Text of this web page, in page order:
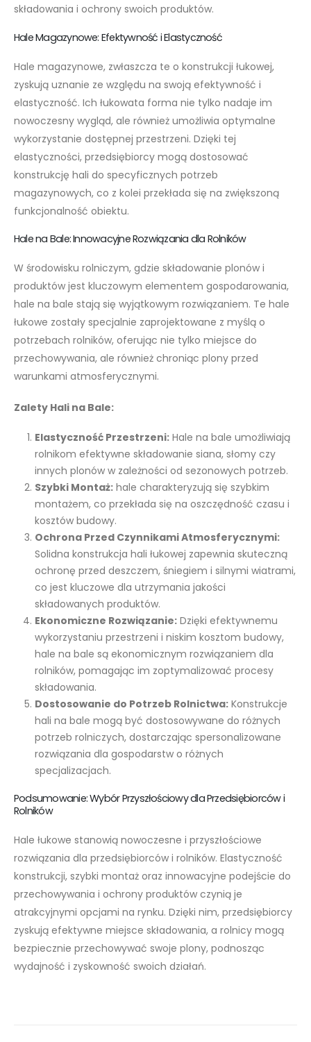
składowania i ochrony swoich produktów.
Hale Magazynowe: Efektywność i Elastyczność
Hale magazynowe, zwłaszcza te o konstrukcji łukowej,
zyskują uznanie ze względu na swoją efektywność i
elastyczność. Ich łukowata forma nie tylko nadaje im
nowoczesny wygląd, ale również umożliwia optymalne
wykorzystanie dostępnej przestrzeni. Dzięki tej
elastyczności, przedsiębiorcy mogą dostosować
konstrukcję hali do specyficznych potrzeb
magazynowych, co z kolei przekłada się na zwiększoną
funkcjonalność obiektu.
Hale na Bale: Innowacyjne Rozwiązania dla Rolników
W środowisku rolniczym, gdzie składowanie plonów i
produktów jest kluczowym elementem gospodarowania,
hale na bale stają się wyjątkowym rozwiązaniem. Te hale
łukowe zostały specjalnie zaprojektowane z myślą o
potrzebach rolników, oferując nie tylko miejsce do
przechowywania, ale również chroniąc plony przed
warunkami atmosferycznymi.
Zalety Hali na Bale:
Elastyczność Przestrzeni:Hale na bale umożliwiają
rolnikom efektywne składowanie siana, słomy czy
innych plonów w zależności od sezonowych potrzeb.
Szybki Montaż:hale charakteryzują się szybkim
montażem, co przekłada się na oszczędność czasu i
kosztów budowy.
Ochrona Przed Czynnikami Atmosferycznymi:
Solidna konstrukcja hali łukowej zapewnia skuteczną
ochronę przed deszczem, śniegiem i silnymi wiatrami,
co jest kluczowe dla utrzymania jakości
składowanych produktów.
Ekonomiczne Rozwiązanie:Dzięki efektywnemu
wykorzystaniu przestrzeni i niskim kosztom budowy,
hale na bale są ekonomicznym rozwiązaniem dla
rolników, pomagając im zoptymalizować procesy
składowania.
Dostosowanie do Potrzeb Rolnictwa:Konstrukcje
hali na bale mogą być dostosowywane do różnych
potrzeb rolniczych, dostarczając spersonalizowane
rozwiązania dla gospodarstw o różnych
specjalizacjach.
Podsumowanie: Wybór Przyszłościowy dla Przedsiębiorców i
Rolników
Hale łukowe stanowią nowoczesne i przyszłościowe
rozwiązania dla przedsiębiorców i rolników. Elastyczność
konstrukcji, szybki montaż oraz innowacyjne podejście do
przechowywania i ochrony produktów czynią je
atrakcyjnymi opcjami na rynku. Dzięki nim, przedsiębiorcy
zyskują efektywne miejsce składowania, a rolnicy mogą
bezpiecznie przechowywać swoje plony, podnosząc
wydajność i zyskowność swoich działań.